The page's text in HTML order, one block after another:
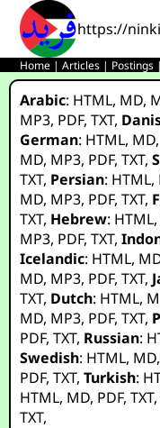
https://
Home |Articles | Postings
Arabic: HTML, MD,
MP3, PDF,TXT,
German: HTML, MD,
MD, MP3, PDF,TXT,
TXT, Persian: HTML,
MD, MP3, PDF,TXT,
TXT, Hebrew: HTML,
MP3, PDF,TXT,
Icelandic: HTML,
MD, MP3, PDF,TXT,
TXT, Dutch: HTML,
MD, MP3, PDF,TXT,
PDF,TXT, Russian:
Swedish: HTML, MD,
PDF,TXT,Turkish:
HTML, MD, PDF,TXT
TXT,